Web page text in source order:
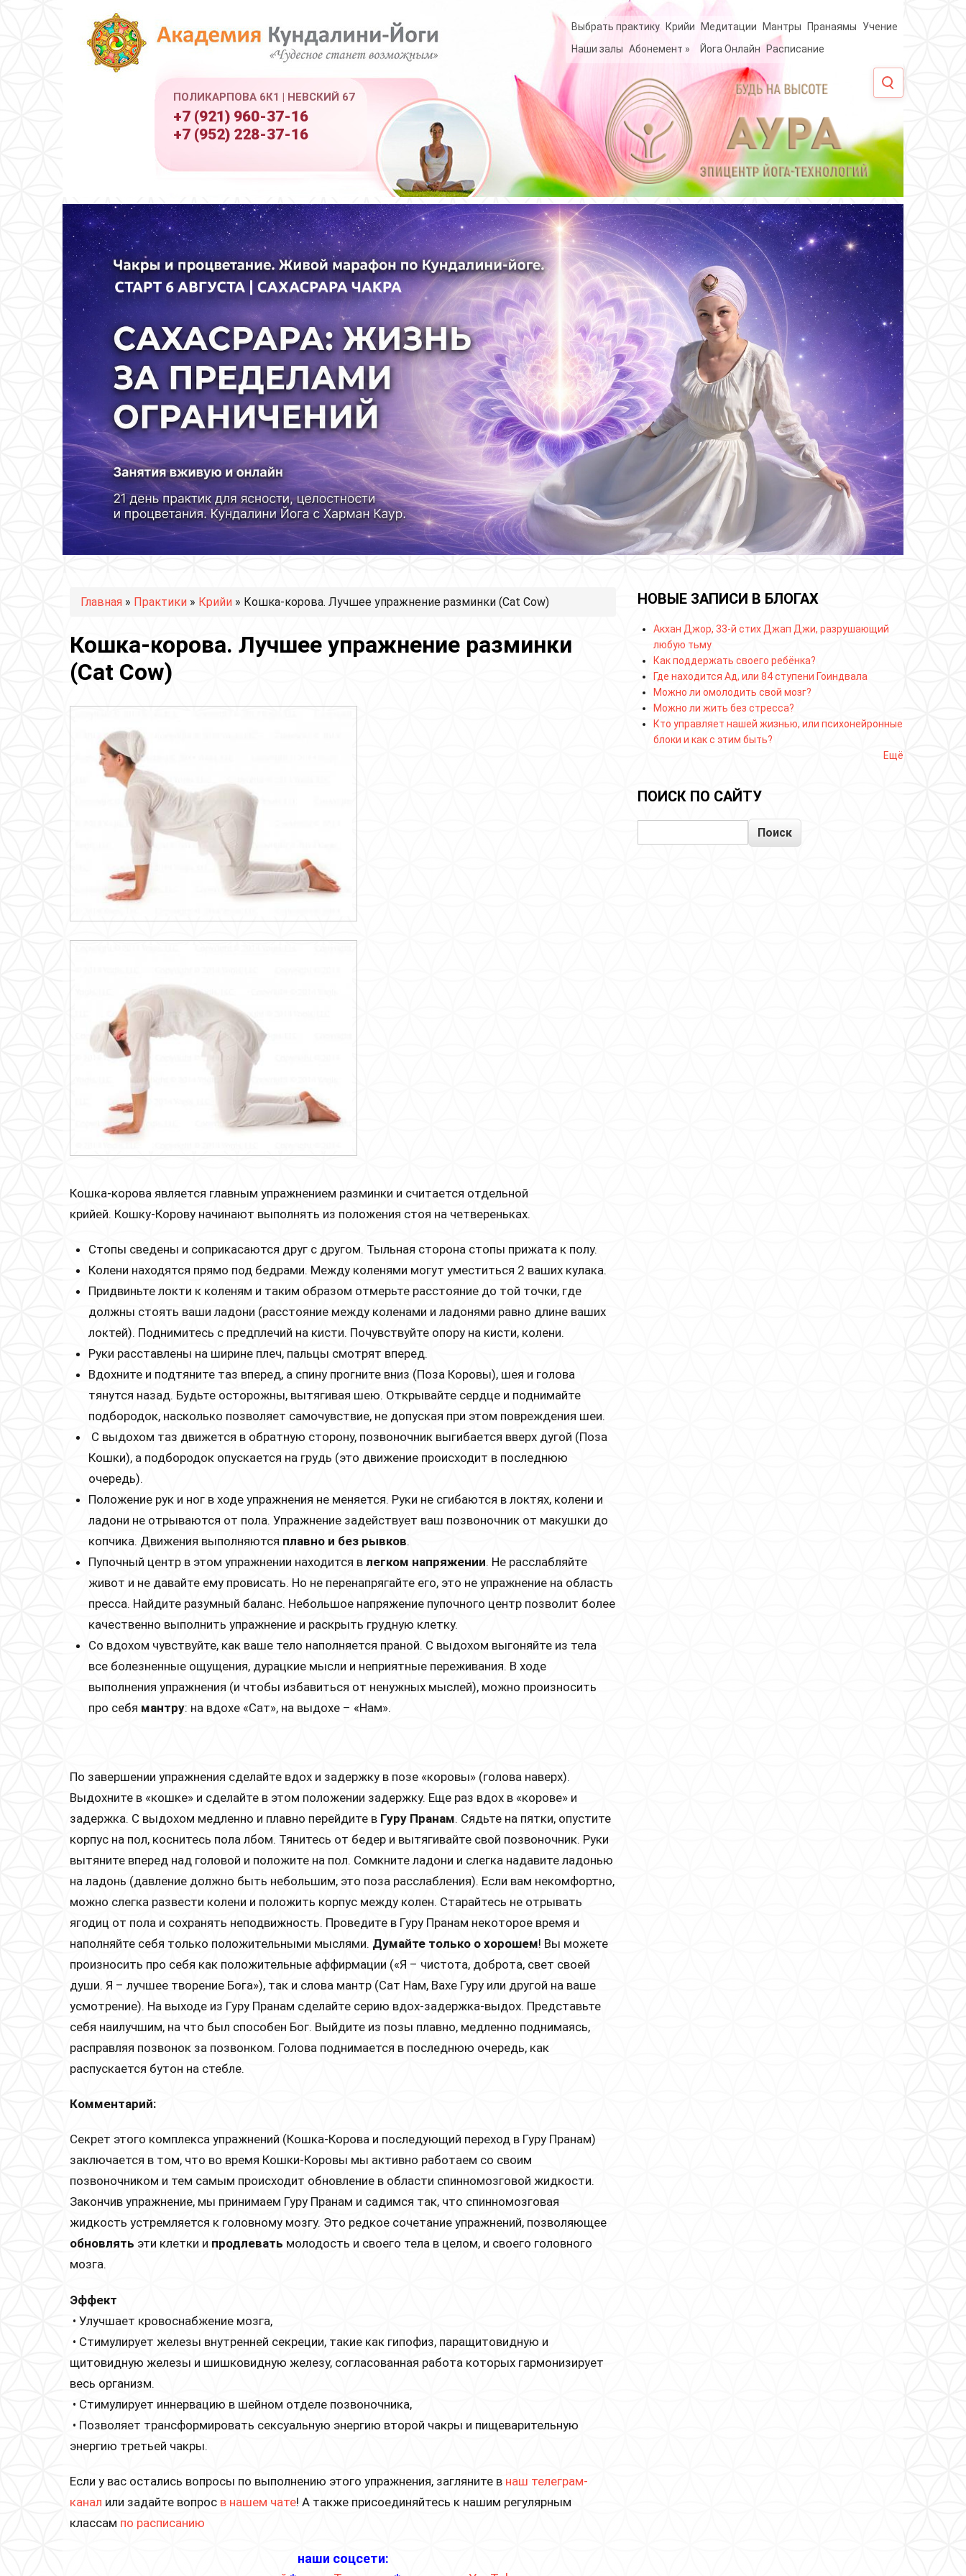
ПОЛИКАРПОВА 6К1 | НЕВСКИЙ 67
+7 (921) 960-37-16
+7 (952) 228-37-16
Выбрать практику Крийи Медитации Мантры Пранаямы
Учение
Наши залы Абонемент » Йога Онлайн Расписание
Вы здесь
Главная » Практики » Крийи » Кошка-корова. Лучшее упражнение разминки (Cat Cow)
Кошка-корова. Лучшее упражнение разминки
(Cat Cow)
Кошка-корова является главным упражнением разминки и считается отдельной
крийей. Кошку-Корову начинают выполнять из положения стоя на четвереньках.
Стопы сведены и соприкасаются друг с другом. Тыльная сторона стопы прижата к полу.
Колени находятся прямо под бедрами. Между коленями могут уместиться 2 ваших кулака.
Придвиньте локти к коленям и таким образом отмерьте расстояние до той точки, где
должны стоять ваши ладони (расстояние между коленами и ладонями равно длине ваших
локтей). Поднимитесь с предплечий на кисти. Почувствуйте опору на кисти, колени.
Руки расставлены на ширине плеч, пальцы смотрят вперед.
Вдохните и подтяните таз вперед, а спину прогните вниз (Поза Коровы), шея и голова
тянутся назад. Будьте осторожны, вытягивая шею. Открывайте сердце и поднимайте
подбородок, насколько позволяет самочувствие, не допуская при этом повреждения шеи.
С выдохом таз движется в обратную сторону, позвоночник выгибается вверх дугой (Поза
Кошки), а подбородок опускается на грудь (это движение происходит в последнюю
очередь).
Положение рук и ног в ходе упражнения не меняется. Руки не сгибаются в локтях, колени и
ладони не отрываются от пола. Упражнение задействует ваш позвоночник от макушки до
копчика. Движения выполняются плавно и без рывков.
Пупочный центр в этом упражнении находится в легком напряжении. Не расслабляйте
живот и не давайте ему провисать. Но не перенапрягайте его, это не упражнение на область
пресса. Найдите разумный баланс. Небольшое напряжение пупочного центр позволит более
качественно выполнить упражнение и раскрыть грудную клетку.
Со вдохом чувствуйте, как ваше тело наполняется праной. С выдохом выгоняйте из тела
все болезненные ощущения, дурацкие мысли и неприятные переживания. В ходе
выполнения упражнения (и чтобы избавиться от ненужных мыслей), можно произносить
про себя мантру: на вдохе «Сат», на выдохе – «Нам».
По завершении упражнения сделайте вдох и задержку в позе «коровы» (голова наверх).
Выдохните в «кошке» и сделайте в этом положении задержку. Еще раз вдох в «корове» и
задержка. С выдохом медленно и плавно перейдите в Гуру Пранам. Сядьте на пятки, опустите
корпус на пол, коснитесь пола лбом. Тянитесь от бедер и вытягивайте свой позвоночник. Руки
вытяните вперед над головой и положите на пол. Сомкните ладони и слегка надавите ладонью
на ладонь (давление должно быть небольшим, это поза расслабления). Если вам некомфортно,
можно слегка развести колени и положить корпус между колен. Старайтесь не отрывать
ягодиц от пола и сохранять неподвижность. Проведите в Гуру Пранам некоторое время и
наполняйте себя только положительными мыслями. Думайте только о хорошем! Вы можете
произносить про себя как положительные аффирмации («Я – чистота, доброта, свет своей
души. Я – лучшее творение Бога»), так и слова мантр (Сат Нам, Вахе Гуру или другой на ваше
усмотрение). На выходе из Гуру Пранам сделайте серию вдох-задержка-выдох. Представьте
себя наилучшим, на что был способен Бог. Выйдите из позы плавно, медленно поднимаясь,
расправляя позвонок за позвонком. Голова поднимается в последнюю очередь, как
распускается бутон на стебле.
Комментарий:
Секрет этого комплекса упражнений (Кошка-Корова и последующий переход в Гуру Пранам)
заключается в том, что во время Кошки-Коровы мы активно работаем со своим
позвоночником и тем самым происходит обновление в области спинномозговой жидкости.
Закончив упражнение, мы принимаем Гуру Пранам и садимся так, что спинномозговая
жидкость устремляется к головному мозгу. Это редкое сочетание упражнений, позволяющее
обновлять эти клетки и продлевать молодость и своего тела в целом, и своего головного
мозга.
Эффект
• Улучшает кровоснабжение мозга,
• Стимулирует железы внутренней секреции, такие как гипофиз, паращитовидную и
щитовидную железы и шишковидную железу, согласованная работа которых гармонизирует
весь организм.
• Стимулирует иннервацию в шейном отделе позвоночника,
• Позволяет трансформировать сексуальную энергию второй чакры и пищеварительную
энергию третьей чакры.
Если у вас остались вопросы по выполнению этого упражнения, загляните в наш телеграм-
канал или задайте вопрос в нашем чате! А также присоединяйтесь к нашим регулярным
классам по расписанию
наши соцсети:
НОВЫЕ ЗАПИСИ В БЛОГАХ
Акхан Джор, 33-й стих Джап Джи, разрушающий
любую тьму
Как поддержать своего ребёнка?
Где находится Ад, или 84 ступени Гоиндвала
Можно ли омолодить свой мозг?
Можно ли жить без стресса?
Кто управляет нашей жизнью, или психонейронные
блоки и как с этим быть?
Ещё
ПОИСК ПО САЙТУ